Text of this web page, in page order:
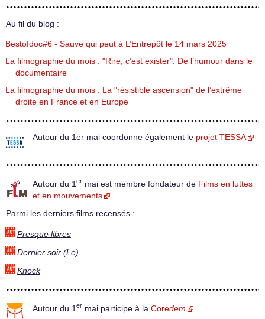
Au fil du blog :
Bestofdoc#6 - Sauve qui peut à L’Entrepôt le 14 mars 2025
La filmographie du mois : "Rire, c’est exister". De l’humour dans le
documentaire
La filmographie du mois : La "résistible ascension" de l’extrême
droite en France et en Europe
Autour du 1er mai coordonne également le projet TESSA
Autour du 1 er mai est membre fondateur de Films en luttes
et en mouvements
Parmi les derniers films recensés :
Presque libres
Dernier soir (Le)
Knock
Autour du 1 er mai participe à la Coredem